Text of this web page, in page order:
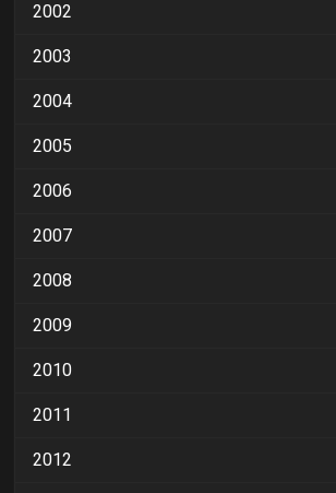
2002
2003
2004
2005
2006
2007
2008
2009
2010
2011
2012